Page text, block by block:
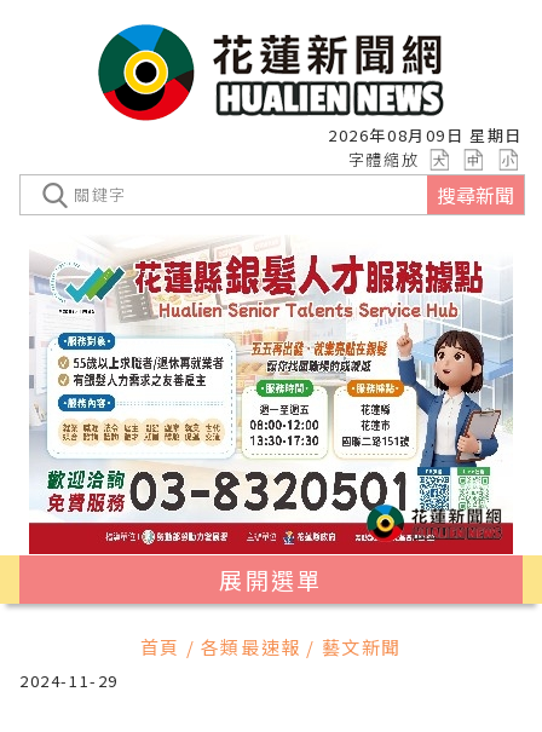
2026年08月09日 星期日
字體縮放
搜尋新聞
展開選單
首頁 / 各類最速報 / 藝文新聞
2024-11-29